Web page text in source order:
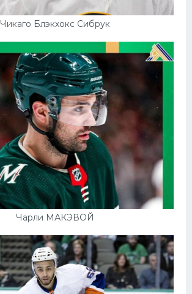
Чикаго Блэкхокс Сибрук
Чарли МАКЭВОЙ